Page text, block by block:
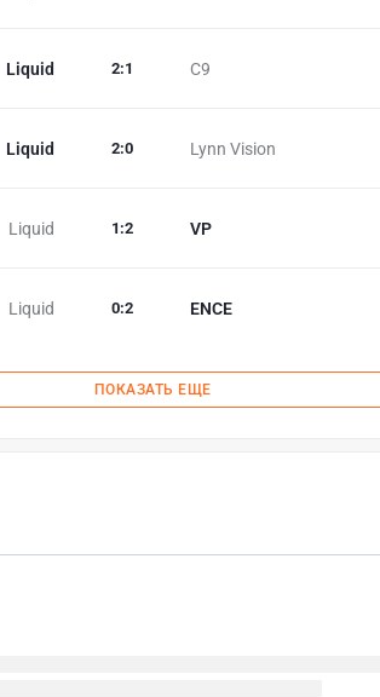
Liquid C9
2:1
Liquid Lynn Vision
2:0
Liquid VP
1 :2
Liquid ENCE
0:2
ПОКАЗАТЬ ЕЩЕ